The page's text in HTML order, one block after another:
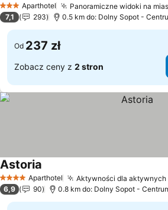
3 KategoriaAparthotel Panoramiczne widoki na
7,1 293 0.5 km do: Dolny Sopot -
Od 237 zł
Zobacz ceny z 2 stron
4 KategoriaAparthotel Aktywności dla aktywnych
Astoria
6,9 90 0.8 km do: Dolny Sopot -